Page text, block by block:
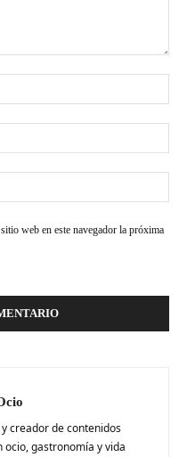
web en este navegador la próxima
creador de contenidos
ocio, gastronomía y vida